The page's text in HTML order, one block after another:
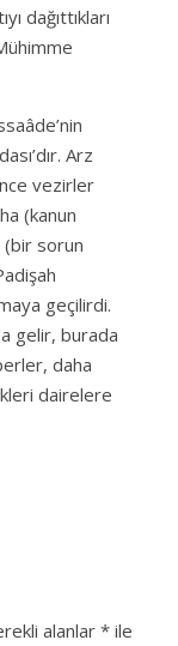
dağıttıkları
Arz
vezirler
(kanun
(bir sorun
geçilirdi.
gelir, burada
daha
dairelere
alanlar* ile